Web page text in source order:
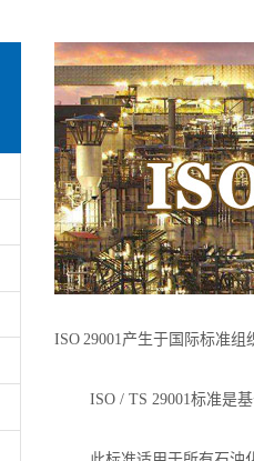
ISO 29001产生于国际标准
ISO / TS 29001标准是基